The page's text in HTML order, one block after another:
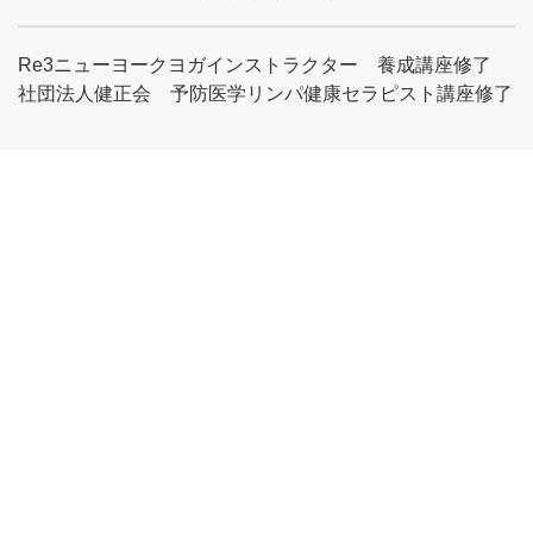
Re3ニューヨークヨガインストラクター 養成講座修了
社団法人健正会 予防医学リンパ健康セラピスト講座修了